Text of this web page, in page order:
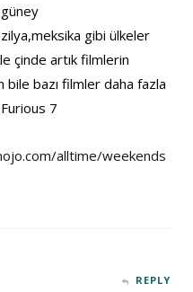
gibi ülkeler
çinde artık filmlerin
bile bazı filmler daha fazla
7
alltime/weekends
REPLY